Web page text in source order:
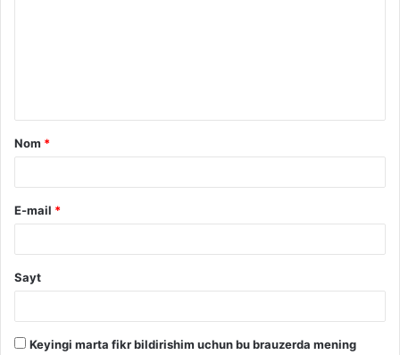
Nom *
E-mail *
Sayt
Keyingi marta fikr bildirishim uchun bu brauzerda mening